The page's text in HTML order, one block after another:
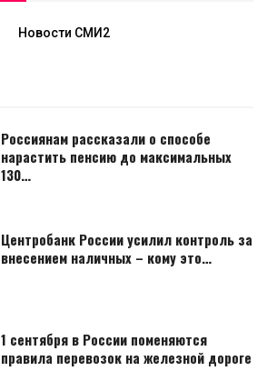
Новости СМИ2
Россиянам рассказали о способе
нарастить пенсию до максимальных
130…
Центробанк России усилил контроль за
внесением наличных – кому это…
1 сентября в России поменяются
правила перевозок на железной дороге